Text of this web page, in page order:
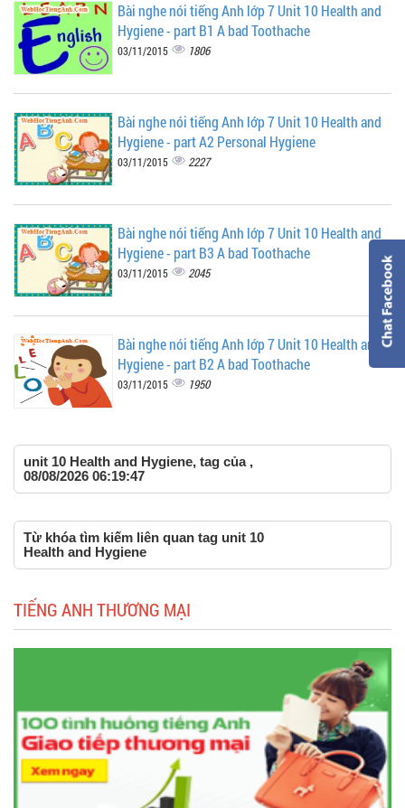
Bài nghe nói tiếng Anh lớp 7 Unit 10 Health and
Hygiene - part B1 A bad Toothache
03/11/2015 1806
Bài nghe nói tiếng Anh lớp 7 Unit 10 Health and
Hygiene - part A2 Personal Hygiene
03/11/2015 2227
Bài nghe nói tiếng Anh lớp 7 Unit 10 Health and
Hygiene - part B3 A bad Toothache
03/11/2015 2045
Bài nghe nói tiếng Anh lớp 7 Unit 10 Health and
Hygiene - part B2 A bad Toothache
03/11/2015 1950
unit 10 Health and Hygiene, tag của ,
08/08/2026 06:19:47
Từ khóa tìm kiếm liên quan tag unit 10
Health and Hygiene
TIẾNG ANH THƯƠNG MẠI